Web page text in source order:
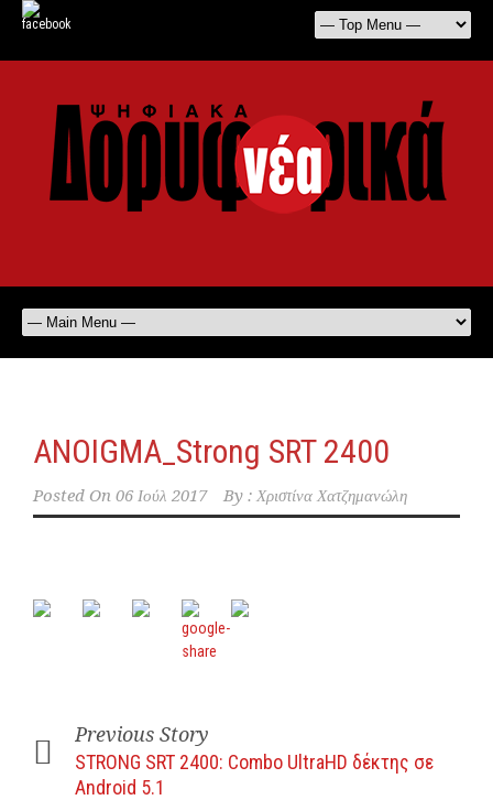
ANOIGMA_Strong SRT 2400
Posted On 06 Ιούλ 2017 By : Χριστίνα Χατζημανώλη
Previous Story
STRONG SRT 2400: Combo UltraHD δέκτης σε
Android 5.1